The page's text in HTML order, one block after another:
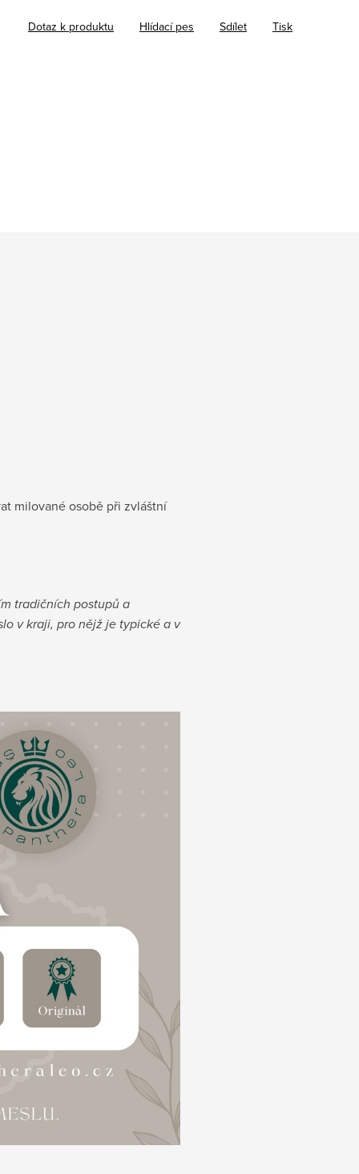
Tisk
Dotaz k produktu Hlídací pes Sdílet
milované osobě při zvláštní
tradičních postupů a
v kraji, pro nějž je typické a v